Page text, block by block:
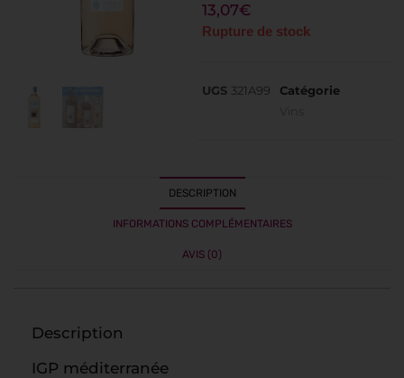
13,07€
Rupture de stock
UGS 321A99
Catégorie
DESCRIPTION
INFORMATIONS COMPLÉMENTAIRES
AVIS (0)
Description
IGP méditerranée